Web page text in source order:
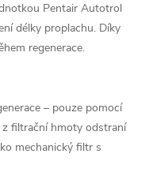
Pentair Autotrol
délky proplachu. Díky
regenerace.
– pouze pomocí
filtrační hmoty odstraní
mechanický filtr s